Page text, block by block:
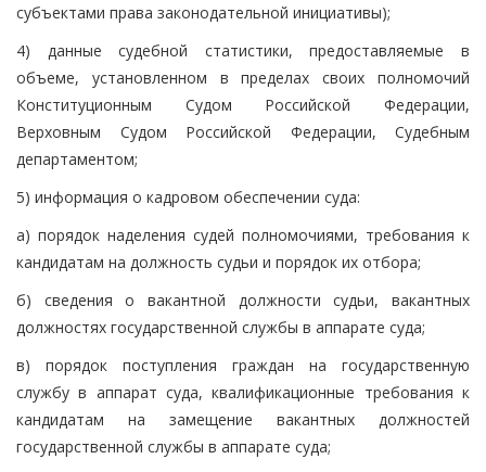
субъектами права законодательной инициативы);
4) данные судебной статистики, предоставляемые в
объеме, установленном в пределах своих полномочий
Конституционным Судом Российской Федерации,
Верховным Судом Российской Федерации, Судебным
департаментом;
5) информация о кадровом обеспечении суда:
а) порядок наделения судей полномочиями, требования к
кандидатам на должность судьи и порядок их отбора;
б) сведения о вакантной должности судьи, вакантных
должностях государственной службы в аппарате суда;
в) порядок поступления граждан на государственную
службу в аппарат суда, квалификационные требования к
кандидатам на замещение вакантных должностей
государственной службы в аппарате суда;